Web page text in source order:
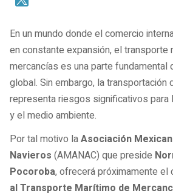
En un mundo donde el comercio
en constante expansión, el transporte
mercancías es una parte fundamental
global. Sin embargo, la
representa riesgos significativos para
y el medio ambiente.
Por tal motivo laAsociación
Navieros (AMANAC) que preside
Pocoroba, ofrecerá próximamente el
al Transporte Marítimo de